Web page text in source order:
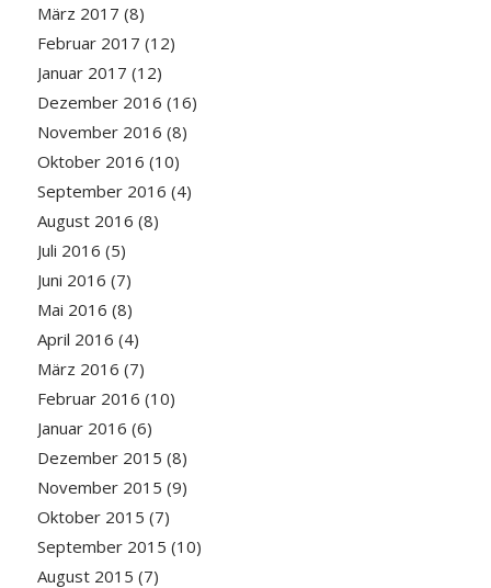
März 2017 (8)
Februar 2017 (12)
Januar 2017 (12)
Dezember 2016 (16)
November 2016 (8)
Oktober 2016 (10)
September 2016 (4)
August 2016 (8)
Juli 2016 (5)
Juni 2016 (7)
Mai 2016 (8)
April 2016 (4)
März 2016 (7)
Februar 2016 (10)
Januar 2016 (6)
Dezember 2015 (8)
November 2015 (9)
Oktober 2015 (7)
September 2015 (10)
August 2015 (7)